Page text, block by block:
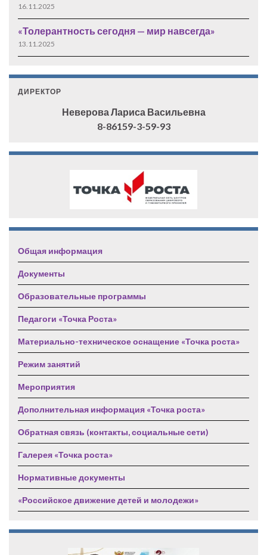
16.11.2025
«Толерантность сегодня — мир навсегда»
13.11.2025
ДИРЕКТОР
Неверова Лариса Васильевна
8-86159-3-59-93
Общая информация
Документы
Образовательные программы
Педагоги «Точка Роста»
Материально-техническое оснащение «Точка роста»
Режим занятий
Мероприятия
Дополнительная информация «Точка роста»
Обратная связь (контакты, социальные сети)
Галерея «Точка роста»
Нормативные документы
«Российское движение детей и молодежи»